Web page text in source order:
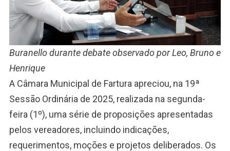
Buranello durante debate observado por Leo, Bruno e
Henrique
A Câmara Municipal de Fartura apreciou, na 19ª
Sessão Ordinária de 2025, realizada na segunda-
feira (1º), uma série de proposições apresentadas
pelos vereadores, incluindo indicações,
requerimentos, moções e projetos deliberados. Os